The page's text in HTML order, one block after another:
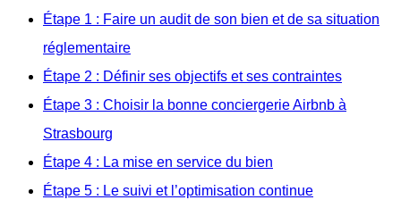
Étape 1 : Faire un audit de son bien et de sa situation
réglementaire
Étape 2 : Définir ses objectifs et ses contraintes
Étape 3 : Choisir la bonne conciergerie Airbnb à
Strasbourg
Étape 4 : La mise en service du bien
Étape 5 : Le suivi et l’optimisation continue